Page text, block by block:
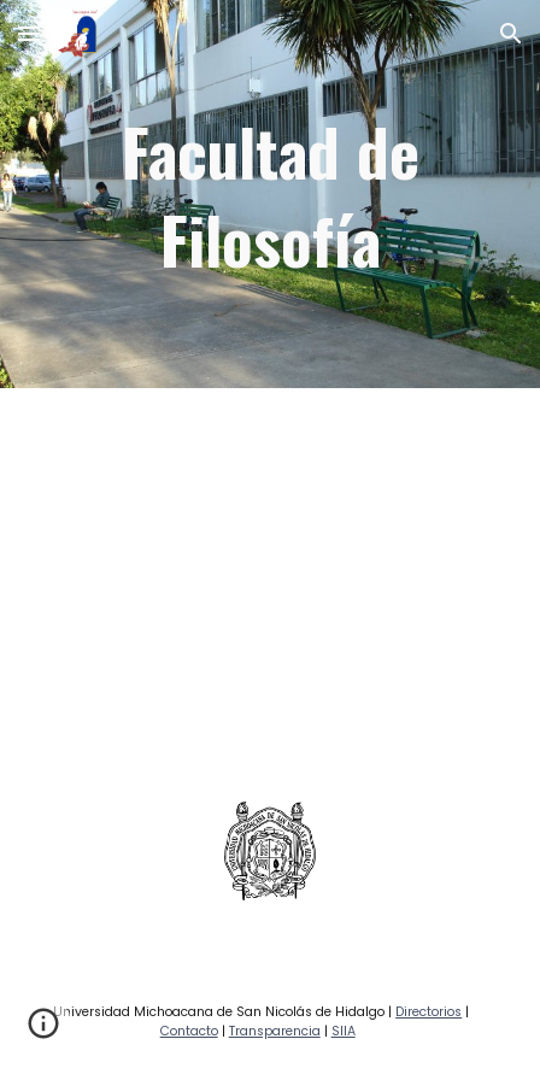
Skip to main content Skip to navigation
Facultad de
Filosofía
Universidad Michoacana de San Nicolás de Hidalgo | Directorios |
Contacto| Transparencia | SIIA